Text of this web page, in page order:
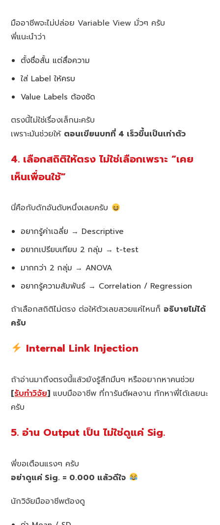
มืออาชีพจะไม่ปล่อย Variable View มั่วๆ ครับ
พี่แนะนำว่า
ตั้งชื่อสั้น แต่สื่อความ
ใส่ Label ให้ครบ
Value Labels ต้องชัด
ตรงนี้ไม่ใช่เรื่องเล็กนะครับ
เพราะมันช่วยให้ ตอนเขียนบทที่ 4 เร็วขึ้นเป็นเท่าตัว
4. เลือกสถิติให้ตรง ไม่ใช่เลือกเพราะ “เคย
เห็นเพื่อนใช้”
นี่คือกับดักอันดับหนึ่งเลยครับ
อยากรู้ค่าเฉลี่ย → Descriptive
อยากเปรียบเทียบ 2 กลุ่ม → t-test
มากกว่า 2 กลุ่ม → ANOVA
อยากรู้ความสัมพันธ์ → Correlation / Regression
ถ้าเลือกสถิติไม่ตรง ต่อให้ตัวเลขสวยแค่ไหนก็ อธิบายไม่ได้
ครับ
Internal Link Injection
ถ้าอ่านมาถึงตรงนี้แล้วยังรู้สึกมึนๆ หรืออยากหาคนช่วย
[รับทำวิจัย] แบบมืออาชีพ ที่การันตีผลงาน ทักหาพี่ได้เลยนะ
ครับ
5. อ่าน Output เป็น ไม่ใช่ดูแค่ Sig.
พี่ขอเตือนแรงๆ ครับ
อย่าดูแค่ Sig. = 0.000 แล้วดีใจ
นักวิจัยมืออาชีพต้องดู